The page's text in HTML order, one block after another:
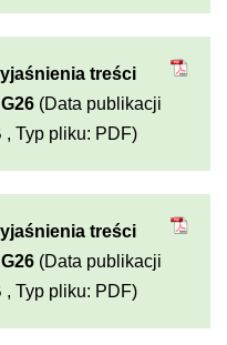
treści
(Data publikacji
, Typ pliku: PDF)
treści
(Data publikacji
, Typ pliku: PDF)